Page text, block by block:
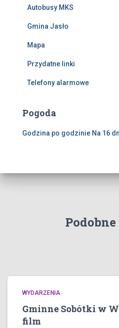
Autobusy MKS
Gmina Jasło
Mapa
Przydatne linki
Telefony alarmowe
Pogoda
Godzina po godzinie Na 16
WYDARZENIA
Gminne Sobótki w
film